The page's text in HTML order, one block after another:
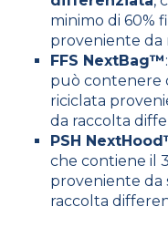
minimo di 60%
proveniente da
FFS NextBag™:
può contenere
riciclata
da raccolta
PSH
che contiene il
proveniente da
raccolta